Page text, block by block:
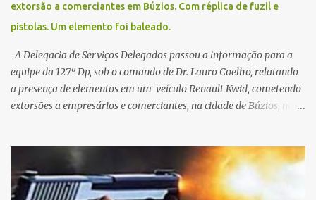
extorsão a comerciantes em Búzios. Com réplica de fuzil e
pistolas. Um elemento foi baleado.
A Delegacia de Serviços Delegados passou a informação para a
equipe da 127ª Dp, sob o comando de Dr. Lauro Coelho, relatando
a presença de elementos em um veículo Renault Kwid, cometendo
extorsões a empresários e comerciantes, na cidade de Búzios, na
fugir da cidade Buziana. Um dos detidos é policial civil e este foi
baleado na perna na troca de tiros . Na ocorrência, três armas,
pistolas e uma réplica de fuzil, foram apreendidas. O homem